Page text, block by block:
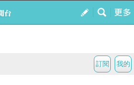
我的
訂閱